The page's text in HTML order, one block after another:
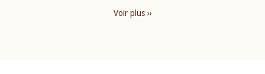
Voir plus ››